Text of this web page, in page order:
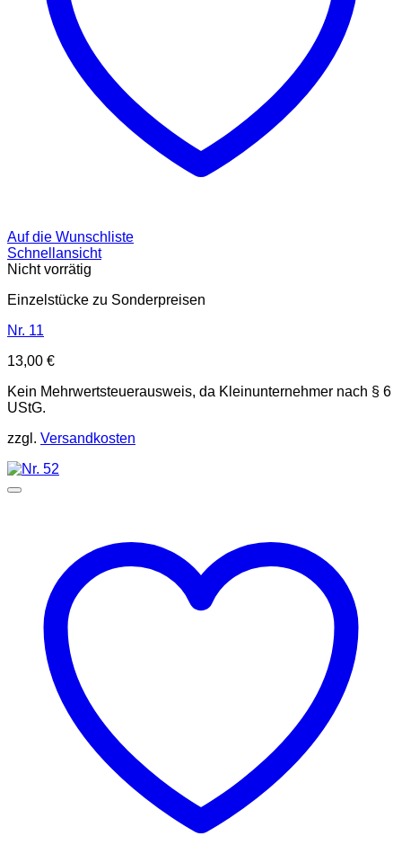
Auf die Wunschliste
Schnellansicht
Nicht vorrätig
Einzelstücke zu Sonderpreisen
Nr. 11
13,00 €
Kein Mehrwertsteuerausweis, da Kleinunternehmer nach § 6
UStG.
zzgl. Versandkosten